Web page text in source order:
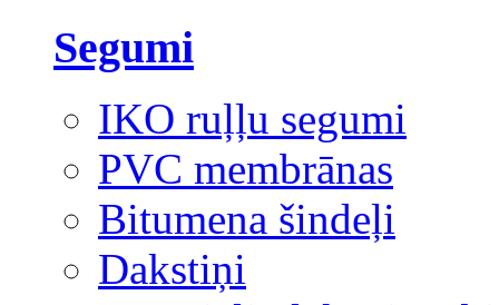
Segumi
IKO ruļļu segumi
PVC membrānas
Bitumena šindeļi
Dakstiņi